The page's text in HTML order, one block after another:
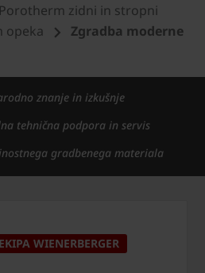
Porotherm zidni in stropni
opeka
Zgradba moderne
znanje in izkušnje
tehnična podpora in servis
gradbenega materiala
WIENERBERGER